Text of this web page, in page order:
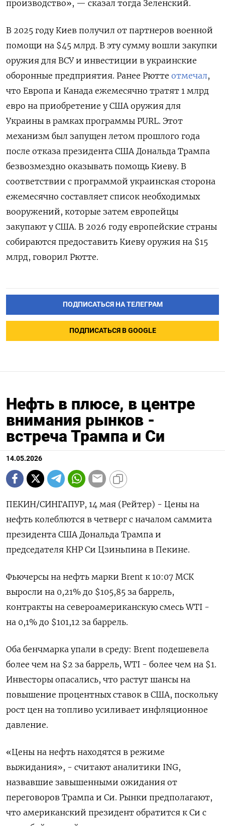
производство», — сказал тогда Зеленский.
В 2025 году Киев получил от партнеров военной
помощи на $45 млрд. В эту сумму вошли закупки
оружия для ВСУ и инвестиции в украинские
оборонные предприятия. Ранее Рютте отмечал,
что Европа и Канада ежемесячно тратят 1 млрд
евро на приобретение у США оружия для
Украины в рамках программы PURL. Этот
механизм был запущен летом прошлого года
после отказа президента США Дональда Трампа
безвозмездно оказывать помощь Киеву. В
соответствии с программой украинская сторона
ежемесячно составляет список необходимых
вооружений, которые затем европейцы
закупают у США. В 2026 году европейские страны
собираются предоставить Киеву оружия на $15
млрд, говорил Рютте.
ПОДПИСАТЬСЯ НА ТЕЛЕГРАМ
ПОДПИСАТЬСЯ В GOOGLE
Нефть в плюсе, в центре
внимания рынков -
встреча Трампа и Си
14.05.2026
ПЕКИН/СИНГАПУР, 14 мая (Рейтер) - Цены на
нефть колеблются в четверг с началом саммита
президента США Дональда Трампа и
председателя КНР Си ‌Цзиньпина в Пекине.
Фьючерсы на нефть марки Brent к 10:07 МСК
выросли на 0,21% до $105,85 за баррель,
контракты на ​североамериканскую смесь WTI -
на 0,1% ​до $101,12 ​за баррель.
Оба бенчмарка ⁠упали в среду: Brent подешевела
‌более чем на $2 за ‌баррель, WTI - более чем на $1.
Инвесторы опасались, что растут шансы на ​
повышение процентных ставок в США, поскольку
рост цен ‌на топливо усиливает инфляционное
давление.
«Цены на нефть находятся ​в режиме
выжидания», - считают аналитики ING,
назвавшие завышенными ‌ожидания от
переговоров Трампа и Си. Рынки предполагают,
что американский президент обратится к Си с